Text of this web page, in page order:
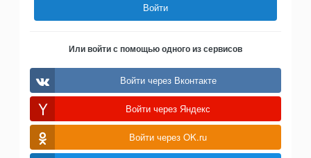
Войти
Или войти с помощью одного из сервисов
Войти через Вконтакте
Войти через Яндекс
Войти через OK.ru